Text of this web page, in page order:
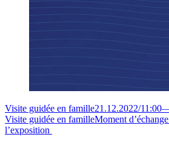
Visite guidée en famille21.12.2022/11:00
Visite guidée en familleMoment
l’exposition